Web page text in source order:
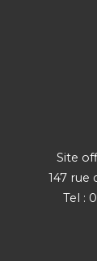
Site
147 rue
Tel :